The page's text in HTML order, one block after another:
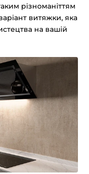
різноманіттям
витяжки, яка
на вашій